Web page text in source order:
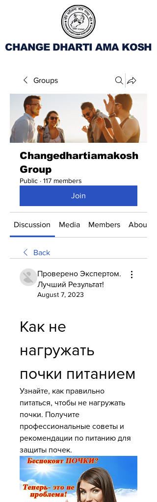
CHANGE DHARTI AMA KOSH
Groups
Changedhartiamakosh
Group
Public · 117 members
Join
Discussion Media Members About
Back
Проверено Экспертом.
Лучший Результат!
August 7, 2023
Как не
нагружать
почки питанием
Узнайте, как правильно
питаться, чтобы не нагружать
почки. Получите
профессиональные советы и
рекомендации по питанию для
защиты почек.